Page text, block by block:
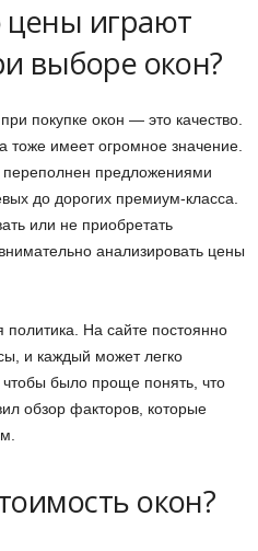
играют
выборе окон?
покупке окон — это качество.
тоже имеет огромное значение.
переполнен предложениями
до дорогих премиум-класса.
или не приобретать
анализировать цены
политика. На сайте постоянно
и каждый может легко
было проще понять, что
обзор факторов, которые
окон?